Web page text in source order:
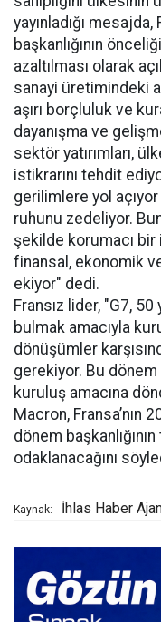
yayınladığı mesajda,
başkanlığının
azaltılması olarak
sanayi üretimindeki
aşırı borçluluk ve
dayanışma ve
sektör yatırımları,
istikrarını tehdit
gerilimlere yol
ruhunu zedeliyor.
şekilde korumacı bir
finansal, ekonomik
ekiyor" dedi.
Fransız lider, "G7,
bulmak amacıyla
dönüşümler
gerekiyor. Bu dönem
kuruluş amacına
Macron, Fransa’nın
dönem
odaklanacağını
Kaynak: İhlas Haber